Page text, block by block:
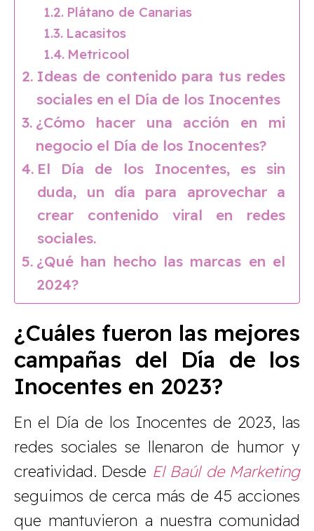
Plátano de Canarias
Lacasitos
Metricool
Ideas de contenido para tus redes
sociales en el Día de los Inocentes
¿Cómo hacer una acción en mi
negocio el Día de los Inocentes?
El Día de los Inocentes, es sin
duda, un día para aprovechar a
crear contenido viral en redes
sociales.
¿Qué han hecho las marcas en el
2024?
¿Cuáles fueron las mejores
campañas del Día de los
Inocentes en 2023?
En el Día de los Inocentes de 2023, las
redes sociales se llenaron de humor y
creatividad. Desde El Baúl de Marketing
seguimos de cerca más de 45 acciones
que mantuvieron a nuestra comunidad